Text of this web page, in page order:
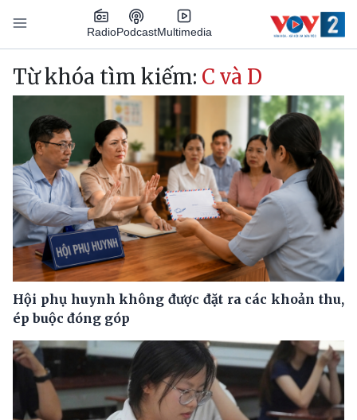
Nhảy đến nội dung
RadioPodcastMultimedia
Main navigation
Từ khóa tìm kiếm: C và D
Hội phụ huynh không được đặt ra các khoản thu,
ép buộc đóng góp